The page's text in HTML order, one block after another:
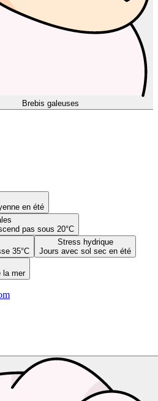
Brebis galeuses
en été
pas sous 20°C
35°C
Stress hydrique
Jours avec sol sec en été
la mer